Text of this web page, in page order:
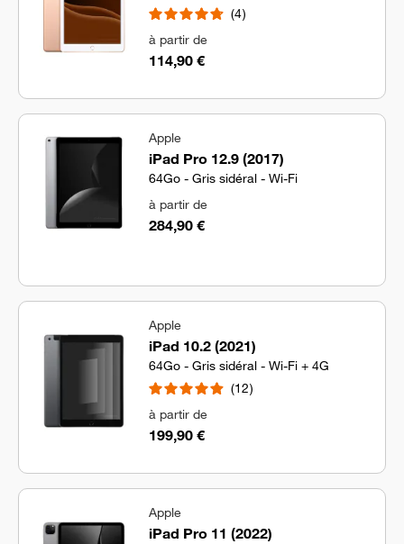
4
à partir de
114,90 €
Apple
iPad Pro 12.9 (2017)
64Go - Gris sidéral - Wi-Fi
à partir de
284,90 €
Apple
iPad 10.2 (2021)
64Go - Gris sidéral - Wi-Fi + 4G
12
à partir de
199,90 €
Apple
iPad Pro 11 (2022)